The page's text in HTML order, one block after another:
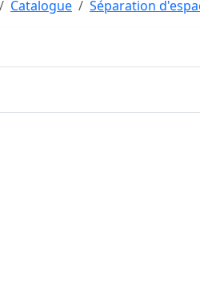
Catalogue Séparation